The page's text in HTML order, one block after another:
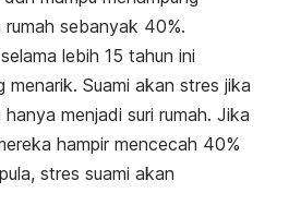
rumah sebanyak 40%.
lebih 15 tahun ini
menarik. Suami akan stres jika
menjadi suri rumah. Jika
hampir mencecah 40%
stres suami akan